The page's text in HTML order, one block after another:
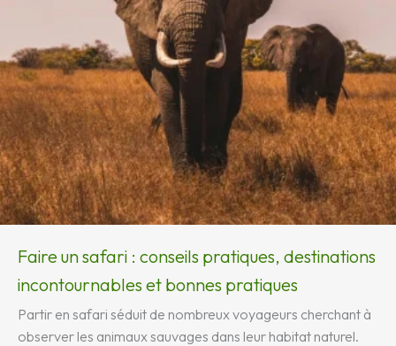
Faire un safari : conseils pratiques, destinations
incontournables et bonnes pratiques
Partir en safari séduit de nombreux voyageurs cherchant à
observer les animaux sauvages dans leur habitat naturel.